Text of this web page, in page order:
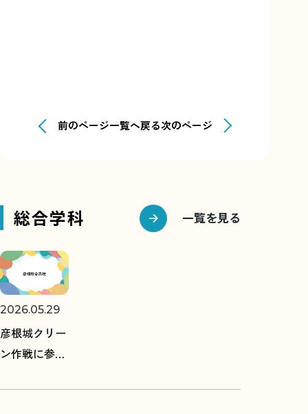
前のページ一覧へ戻る次のページ
総合学科 一覧を見る
2026.05.29
彦根城クリー
ン作戦に参加